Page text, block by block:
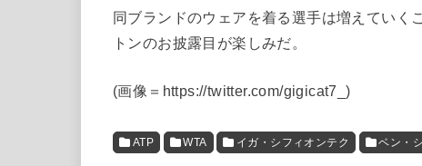
同ブランドのウェアを着る選手は増えていく
トンのお披露目が楽しみだ。
(画像＝https://twitter.com/gigicat7_)
ATP WTA イガ・シフィオンテク ベン・